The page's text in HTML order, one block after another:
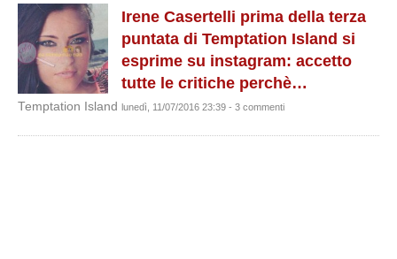
Irene Casertelli prima della terza
puntata di Temptation Island si
esprime su instagram: accetto
tutte le critiche perchè…
Temptation Island lunedì, 11/07/2016 23:39 - 3 commenti